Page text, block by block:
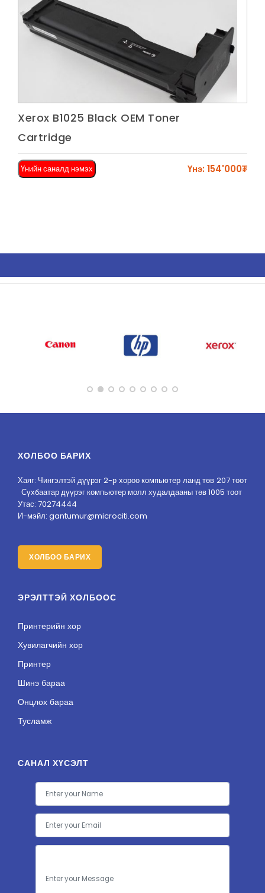
Харах
Xerox B1025 Black OEM Toner
Cartridge
Үнийн саналд нэмэх Үнэ: 154'000₮
ХОЛБОО БАРИХ
Хаяг: Чингэлтэй дүүрэг 2-р хороо компьютер ланд төв 207 тоот
Сүхбаатар дүүрэг компьютер молл худалдааны төв 1005 тоот
Утас: 70274444
И-мэйл: gantumur@microciti.com
ХОЛБОО БАРИХ
ЭРЭЛТТЭЙ ХОЛБООС
Принтерийн хор
Хувилагчийн хор
Принтер
Шинэ бараа
Онцлох бараа
Тусламж
САНАЛ ХҮСЭЛТ